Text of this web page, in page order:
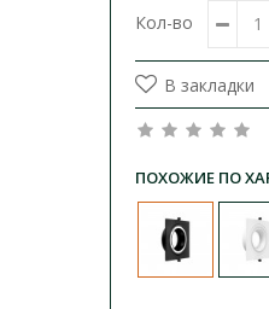
Кол-во
В закладки
ПОХОЖИЕ ПО